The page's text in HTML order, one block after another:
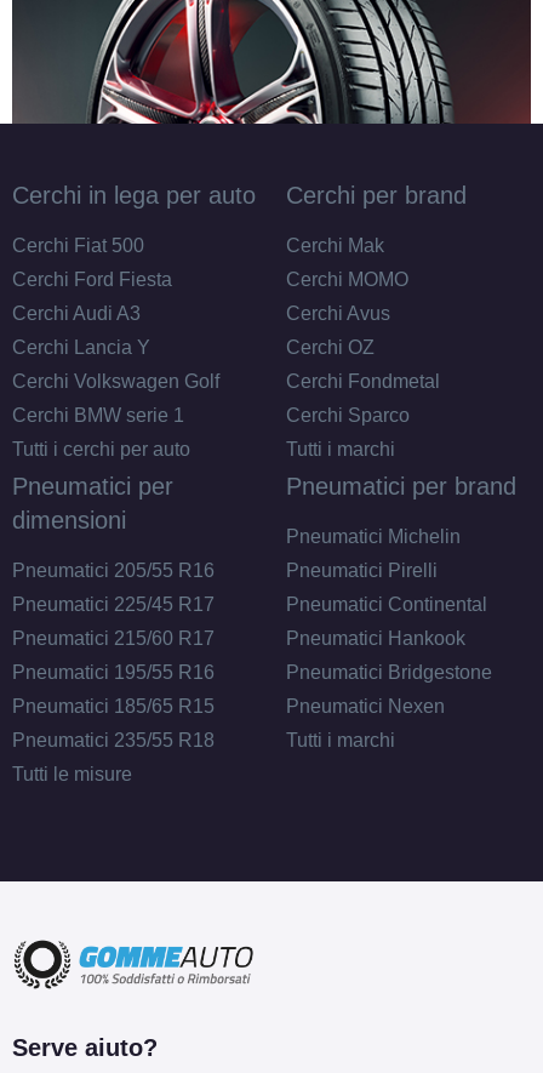
165/60 R14 75H M+S
Disponibile
Disponibile
175/70 R14 84T M+S
Disponibile
Cerchi in lega per auto
Cerchi Fiat 500
Cerchi Ford Fiesta
Cerchi Audi A3
Cerchi Lancia Y
Cerchi Volkswagen Golf
Cerchi BMW serie 1
Tutti i cerchi per auto
Cerchi per brand
Cerchi Mak
Cerchi MOMO
Cerchi Avus
Cerchi OZ
Cerchi Fondmetal
Cerchi Sparco
Tutti i marchi
Pneumatici per
dimensioni
Pneumatici 205/55 R16
Pneumatici 225/45 R17
Pneumatici 215/60 R17
Pneumatici 195/55 R16
Pneumatici 185/65 R15
Pneumatici 235/55 R18
Tutti le misure
Pneumatici per brand
Pneumatici Michelin
Pneumatici Pirelli
Pneumatici Continental
Pneumatici Hankook
Pneumatici Bridgestone
Pneumatici Nexen
Tutti i marchi
Serve aiuto?